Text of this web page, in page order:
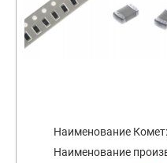
Наименование Комет:
Наименование